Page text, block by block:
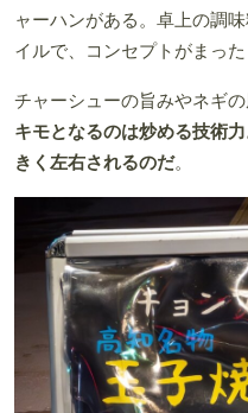
ャーハンがある。卓上の調
イルで、コンセプトがまった
チャーシューの旨みやネギ
キモとなるのは炒める技術
きく左右されるのだ。